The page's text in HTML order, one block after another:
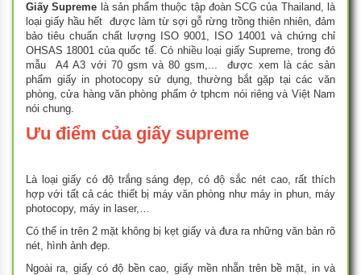
Giấy Supreme là sản phẩm thuộc tập đoàn SCG của Thailand, là
loại giấy hầu hết được làm từ sợi gỗ rừng trồng thiên nhiên, đảm
bảo tiêu chuẩn chất lượng ISO 9001, ISO 14001 và chứng chỉ
OHSAS 18001 của quốc tế. Có nhiều loại giấy Supreme, trong đó
mẫu A4 A3 với 70 gsm và 80 gsm,... được xem là các sản
phẩm giấy in photocopy sử dụng, thường bắt gặp tại các văn
phòng, cửa hàng văn phòng phẩm ở tphcm nói riêng và Việt Nam
nói chung.
Ưu điểm của giấy supreme
Là loại giấy có độ trắng sáng đẹp, có độ sắc nét cao, rất thích
hợp với tất cả các thiết bị máy văn phòng như máy in phun, máy
photocopy, máy in laser,…
Có thể in trên 2 mặt không bị kẹt giấy và đưa ra những văn bản rõ
nét, hình ảnh đẹp.
Ngoài ra, giấy có độ bền cao, giấy mền nhẵn trên bề mặt, in và